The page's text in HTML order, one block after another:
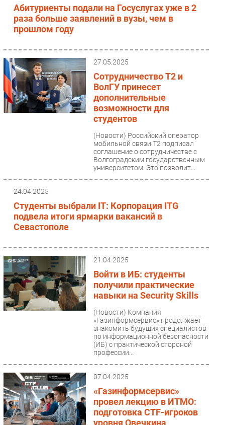
Абитуриенты подали на Госуслугах уже в 2
раза больше заявлений в вузы, чем в
прошлом году
27.05.2025
Сотрудничество T2 и
ВолГУ принесет
дополнительные
возможности для
студентов
(Новости) Российский оператор
мобильной связи T2 подписал
соглашение о сотрудничестве с
Волгоградским государственным
университетом. Это позволит...
24.04.2025
Студенты выбрали IT: Корпорация ITG
подвела итоги ярмарки вакансий в
Севастополе
21.04.2025
Войти в ИБ: студенты
получили практические
навыки на Security Skills
(Новости) Компания
«Газинформсервис» продолжает
знакомить будущих специалистов
по информационной безопасности
(ИБ) с практической стороной
профессии...
07.04.2025
«Газинформсервис»
провел лекцию в ИТМО:
подготовка CTF-игроков
уровня Овечкина